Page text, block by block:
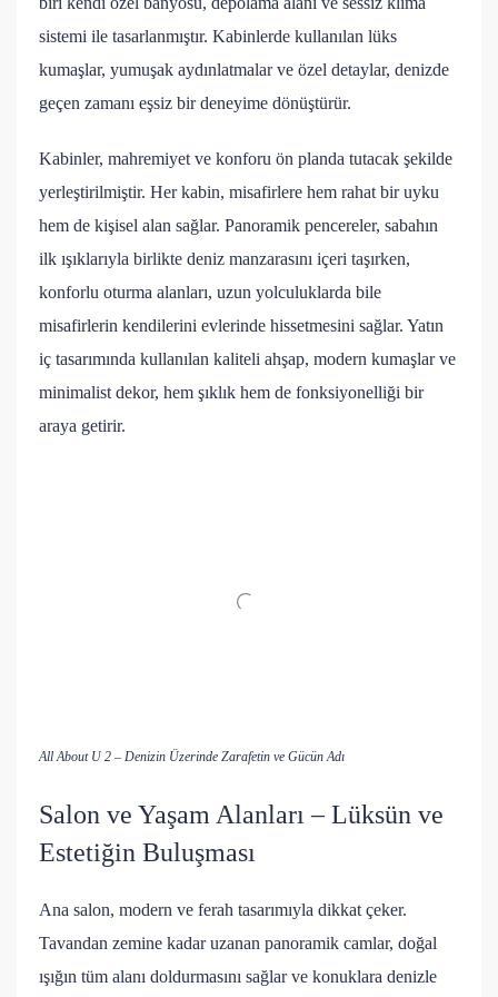
sistemi ile tasarlanmıştır. Kabinlerde kullanılan lüks
kumaşlar, yumuşak aydınlatmalar ve özel detaylar, denizde
geçen zamanı eşsiz bir deneyime dönüştürür.
Kabinler, mahremiyet ve konforu ön planda tutacak şekilde
yerleştirilmiştir. Her kabin, misafirlere hem rahat bir uyku
hem de kişisel alan sağlar. Panoramik pencereler, sabahın
ilk ışıklarıyla birlikte deniz manzarasını içeri taşırken,
konforlu oturma alanları, uzun yolculuklarda bile
misafirlerin kendilerini evlerinde hissetmesini sağlar. Yatın
iç tasarımında kullanılan kaliteli ahşap, modern kumaşlar ve
minimalist dekor, hem şıklık hem de fonksiyonelliği bir
araya getirir.
All About U 2 – Denizin Üzerinde Zarafetin ve Gücün Adı
Salon ve Yaşam Alanları – Lüksün ve
Estetiğin Buluşması
Ana salon, modern ve ferah tasarımıyla dikkat çeker.
Tavandan zemine kadar uzanan panoramik camlar, doğal
ışığın tüm alanı doldurmasını sağlar ve konuklara denizle